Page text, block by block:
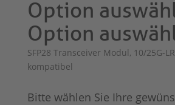
Option
Option
SFP28 Transceiver Modul, 10/25G-
kompatibel
Bitte wählen Sie Ihre